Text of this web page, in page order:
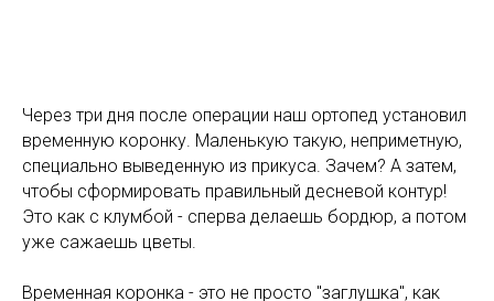
Через три дня после операции наш ортопед установил
временную коронку. Маленькую такую, неприметную,
специально выведенную из прикуса. Зачем? А затем,
чтобы сформировать правильный десневой контур!
Это как с клумбой - сперва делаешь бордюр, а потом
уже сажаешь цветы.
Временная коронка - это не просто "заглушка", как